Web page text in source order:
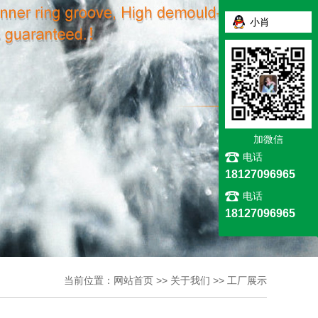
当前位置： 网站首页 >> 关于我们 >> 工厂展示
小肖
加微信
电话
18127096965
电话
18127096965